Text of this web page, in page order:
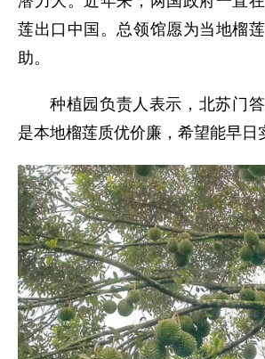
莲出口中国。总领馆愿为当地榴
助。
种植园负责人表示，北苏门
是本地榴莲质优价廉，希望能早日